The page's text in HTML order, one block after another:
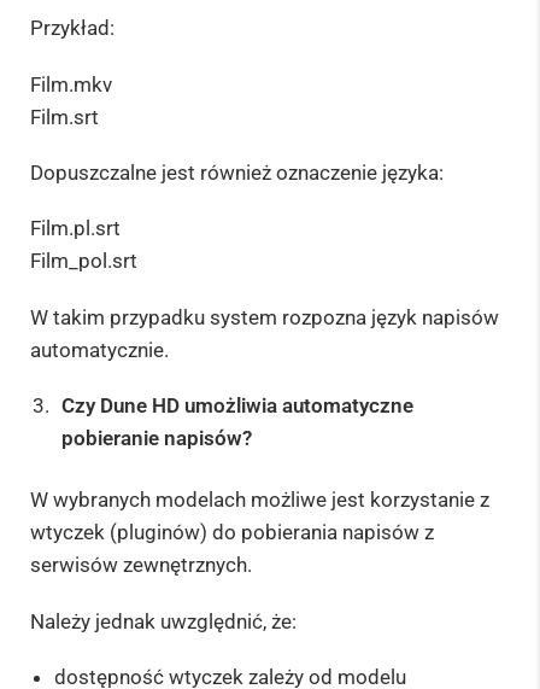
Przykład:
Film.mkv
Film.srt
Dopuszczalne jest również oznaczenie języka:
Film.pl.srt
Film_pol.srt
W takim przypadku system rozpozna język napisów
automatycznie.
Czy Dune HD umożliwia automatyczne
pobieranie napisów?
W wybranych modelach możliwe jest korzystanie z
wtyczek (pluginów) do pobierania napisów z
serwisów zewnętrznych.
Należy jednak uwzględnić, że:
dostępność wtyczek zależy od modelu